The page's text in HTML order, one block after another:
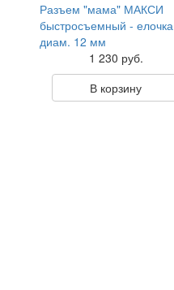
Разъем "мама" МАКСИ
быстросъемный - елочка
диам. 12 мм
1 230 руб.
В корзину